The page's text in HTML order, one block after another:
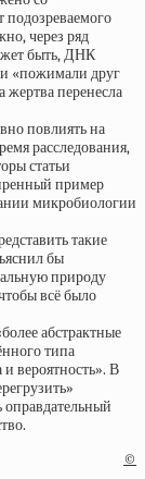
через ряд
быть, ДНК
«пожимали друг
жертва перенесла
повлиять на
расследования,
статьи
пример
микробиологии
такие
бы
природу
всё было
абстрактные
типа
и вероятность». В
©